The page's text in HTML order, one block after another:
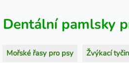
Dentální pamlsky
Mořské řasy pro psy Žvýkací